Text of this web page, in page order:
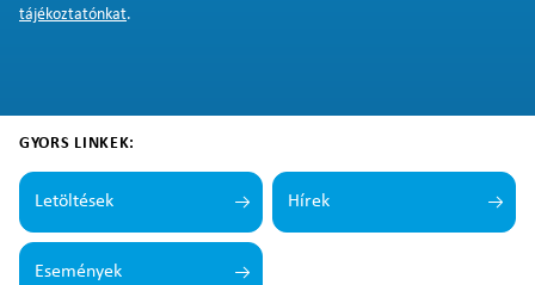
tájékoztatónkat.
GYORS LINKEK:
Letöltések Hírek
Események